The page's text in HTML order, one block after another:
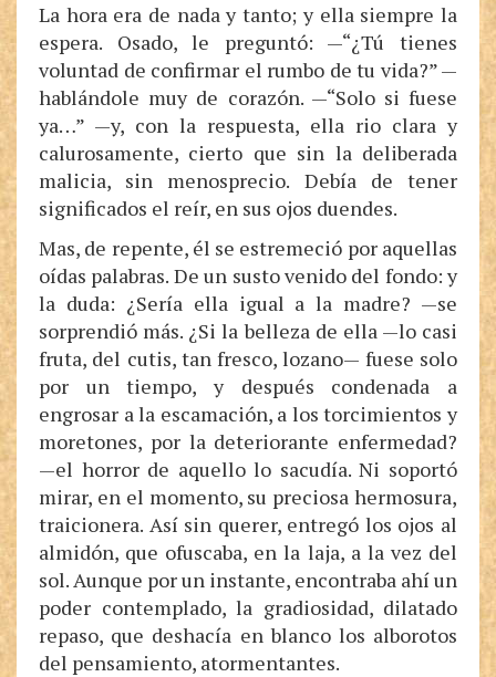
La hora era de nada y tanto; y ella siempre la
espera. Osado, le preguntó: —“¿Tú tienes
voluntad de confirmar el rumbo de tu vida?” —
hablándole muy de corazón. —“Solo si fuese
ya…” —y, con la respuesta, ella rio clara y
calurosamente, cierto que sin la deliberada
malicia, sin menosprecio. Debía de tener
significados el reír, en sus ojos duendes.
Mas, de repente, él se estremeció por aquellas
oídas palabras. De un susto venido del fondo: y
la duda: ¿Sería ella igual a la madre? —se
sorprendió más. ¿Si la belleza de ella —lo casi
fruta, del cutis, tan fresco, lozano— fuese solo
por un tiempo, y después condenada a
engrosar a la escamación, a los torcimientos y
moretones, por la deteriorante enfermedad?
—el horror de aquello lo sacudía. Ni soportó
mirar, en el momento, su preciosa hermosura,
traicionera. Así sin querer, entregó los ojos al
almidón, que ofuscaba, en la laja, a la vez del
sol. Aunque por un instante, encontraba ahí un
poder contemplado, la gradiosidad, dilatado
repaso, que deshacía en blanco los alborotos
del pensamiento, atormentantes.